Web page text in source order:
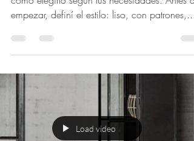
#NiccaTips Hoy te damos algunas ideas de
cómo elegirlo según tus necesidades. Antes de
empezar, definí el estilo: liso, con patrones,...